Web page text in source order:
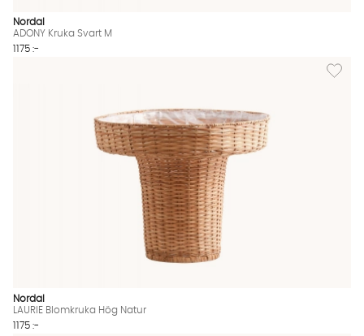
Nordal
ADONY Kruka Svart M
1175 :-
Lägg
Nordal
LAURIE Blomkruka Hög Natur
1175 :-